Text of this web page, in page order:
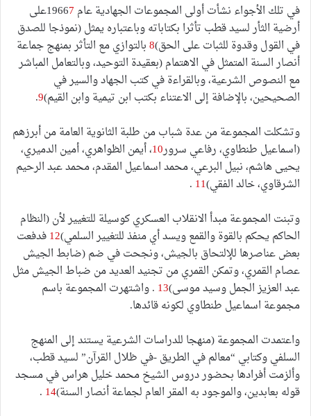
في تلك الأجواء نشأت أولى المجموعات الجهادية عام 1966 7
على
أرضية الثأر لسيد قطب تأثرا بكتاباته وباعتباره يمثل (نموذجا للصدق
في القول وقدوة للثبات على الحق)8بالتوازي مع التأثر بمنهج جماعة
أنصار السنة المتمثل في الاهتمام (بعقيدة التوحيد، وبالتعامل المباشر
مع النصوص الشرعية، وبالقراءة في كتب الجهاد والسير في
الصحيحين، بالإضافة إلى الاعتناء بكتب ابن تيمية وابن القيم)9
.
وتشكلت المجموعة من عدة شباب من طلبة الثانوية العامة من أبرزهم
(اسماعيل طنطاوي، رفاعي سرور10، أيمن الظواهري، أمين الدميري،
يحيى هاشم، نبيل البرعي، محمد اسماعيل المقدم، محمد عبد الرحيم
الشرقاوي، خالد الفقي)11
.
وتبنت المجموعة مبدأ الانقلاب العسكري كوسيلة للتغيير لأن (النظام
الحاكم يحكم بالقوة والقمع ويسد أي منفذ للتغيير السلمي)12فدفعت
بعض عناصرها للإلتحاق بالجيش، ونجحت في ضم (ضابط الجيش
عصام القمري، وتمكن القمري من تجنيد العديد من ضباط الجيش مثل
عبد العزيز الجمل وسيد موسى)13 . واشتهرت المجموعة باسم
مجموعة اسماعيل طنطاوي لكونه قائدها.
واعتمدت المجموعة (منهجا للدراسات الشرعية يستند إلى المنهج
السلفي وكتابي “معالم في الطريق -في ظلال القرآن” لسيد قطب،
وألزمت أفرادها بحضور دروس الشيخ محمد خليل هراس في مسجد
قوله بعابدين، والموجود به المقر العام لجماعة أنصار السنة)14
.